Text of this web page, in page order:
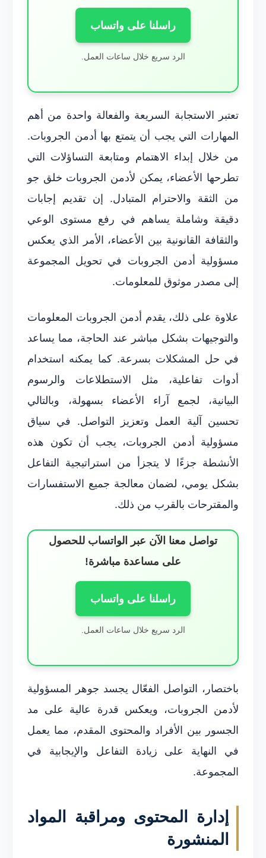
راسلنا على واتساب
الرد سريع خلال ساعات العمل.
تعتبر الاستجابة السريعة والفعالة واحدة من أهم
المهارات التي يجب أن يتمتع بها أدمن الجروبات.
من خلال إبداء الاهتمام ومتابعة التساؤلات التي
تطرحها الأعضاء، يمكن لأدمن الجروبات خلق جو
من الثقة والاحترام المتبادل. إن تقديم إجابات
دقيقة وشاملة يساهم في رفع مستوى الوعي
والثقافة القانونية بين الأعضاء، الأمر الذي يعكس
مسؤولية أدمن الجروبات في تحويل المجموعة
إلى مصدر موثوق للمعلومات.
علاوة على ذلك، يقدم أدمن الجروبات المعلومات
والتوجيهات بشكل مباشر عند الحاجة، مما يساعد
في حل المشكلات بسرعة. كما يمكنه استخدام
أدوات تفاعلية، مثل الاستطلاعات والرسوم
البيانية، لجمع آراء الأعضاء بسهولة، وبالتالي
تحسين آلية العمل وتعزيز التواصل. في سياق
مسؤولية أدمن الجروبات، يجب أن تكون هذه
الأنشطة جزءًا لا يتجزأ من استراتيجية التفاعل
بشكل يومي، لضمان معالجة جميع الاستفسارات
والمقترحات بالقرب من ذلك.
تواصل معنا الآن عبر الواتساب للحصول
على مساعدة مباشرة!
راسلنا على واتساب
الرد سريع خلال ساعات العمل.
باختصار، التواصل الفعّال يجسد جوهر المسؤولية
لأدمن الجروبات، ويعكس قدرة عالية على مد
الجسور بين الأفراد والمحتوى المقدم، مما يعمل
في النهاية على زيادة التفاعل والإيجابية في
المجموعة.
إدارة المحتوى ومراقبة المواد
المنشورة